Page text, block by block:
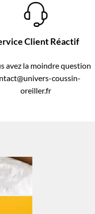
Client Réactif
avez la moindre question
coussin-
oreiller.fr